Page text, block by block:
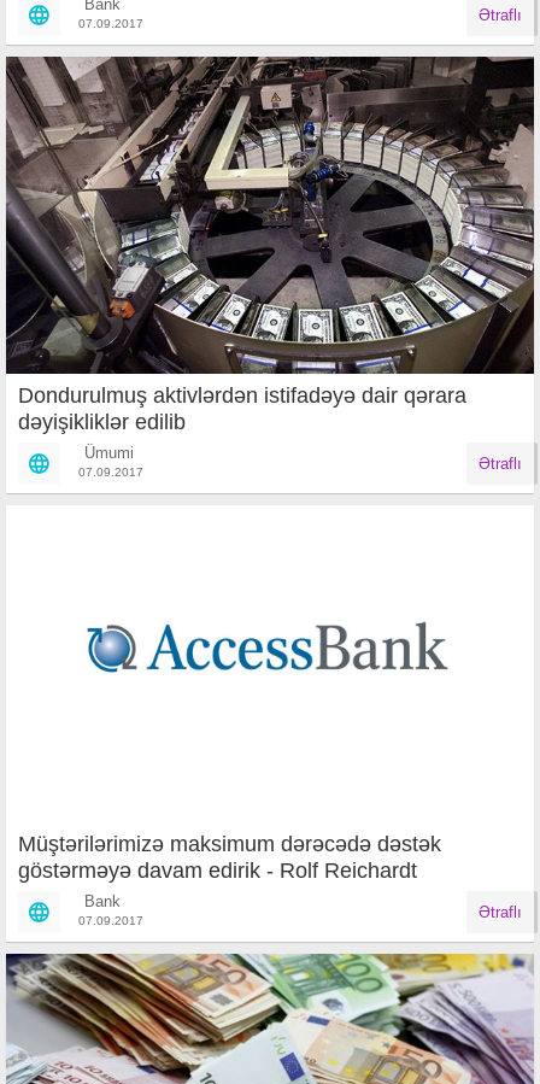
Bank
07.09.2017 Ətraflı
Dondurulmuş aktivlərdən istifadəyə dair qərara
dəyişikliklər edilib
Ümumi
07.09.2017 Ətraflı
Müştərilərimizə maksimum dərəcədə dəstək
göstərməyə davam edirik - Rolf Reichardt
Bank
07.09.2017 Ətraflı